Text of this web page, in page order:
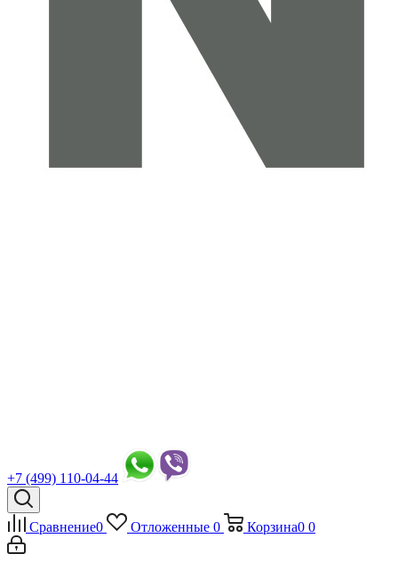
+7 (499) 110-04-44
Сравнение0 Отложенные 0 Корзина0 0